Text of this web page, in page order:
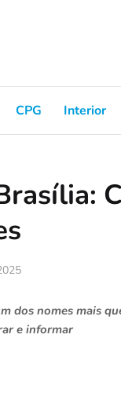
CPG Interior
dos nomes mais
e informar